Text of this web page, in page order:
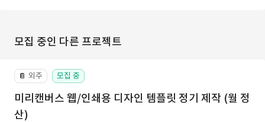
모집 중인 다른 프로젝트
📔 외주 모집 중
미리캔버스 웹/인쇄용 디자인 템플릿 정기 제작 (월 정
산)